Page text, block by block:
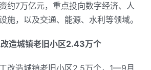
约7万亿元，重点投向数字经济、人
施，以及交通、能源、水利等领域。
造城镇老旧小区2.43万个